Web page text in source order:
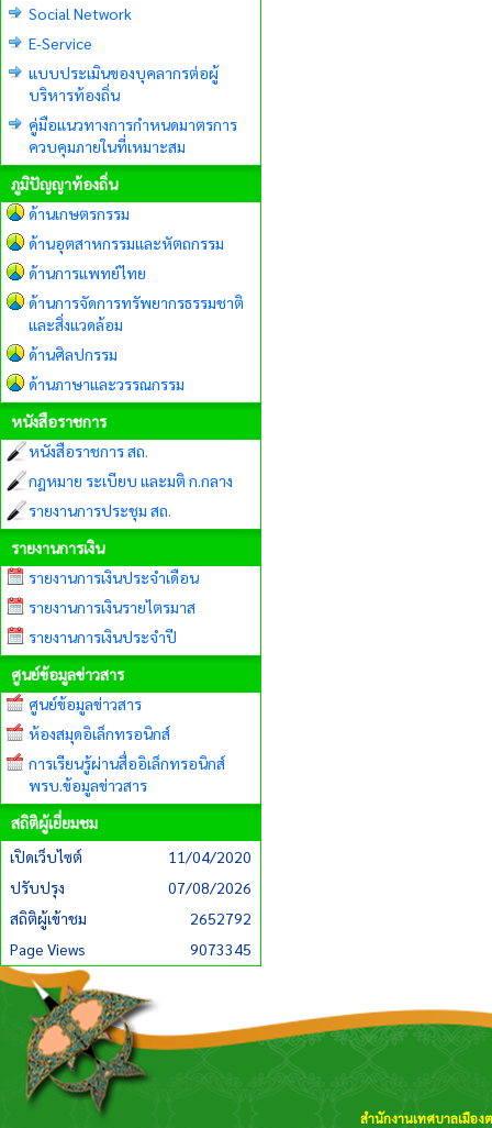
Social Network
E-Service
แบบประเมินของบุคลากรต่อผู้
บริหารท้องถิ่น
คู่มือแนวทางการกำหนดมาตรการ
ควบคุมภายในที่เหมาะสม
ภูมิปัญญาท้องถิ่น
ด้านเกษตรกรรม
ด้านอุตสาหกรรมและหัตถกรรม
ด้านการแพทย์ไทย
ด้านการจัดการทรัพยากรธรรมชาติ
และสิ่งแวดล้อม
ด้านศิลปกรรม
ด้านภาษาและวรรณกรรม
หนังสือราชการ
หนังสือราชการ สถ.
กฎหมาย ระเบียบ และมติ ก.กลาง
รายงานการประชุม สถ.
รายงานการเงิน
รายงานการเงินประจำเดือน
รายงานการเงินรายไตรมาส
รายงานการเงินประจำปี
ศูนย์ข้อมูลข่าวสาร
ศูนย์ข้อมูลข่าวสาร
ห้องสมุดอิเล็กทรอนิกส์
การเรียนรู้ผ่านสื่ออิเล็กทรอนิกส์
พรบ.ข้อมูลข่าวสาร
สถิติผู้เยี่ยมชม
เปิดเว็บไซต์
11/04/2020
ปรับปรุง
07/08/2026
สถิติผู้เข้าชม
2652792
Page Views
9073345
สำนักงานเทศบาลเมือ